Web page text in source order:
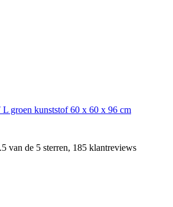
L groen kunststof 60 x 60 x 96 cm
van de 5 sterren, 185 klantreviews